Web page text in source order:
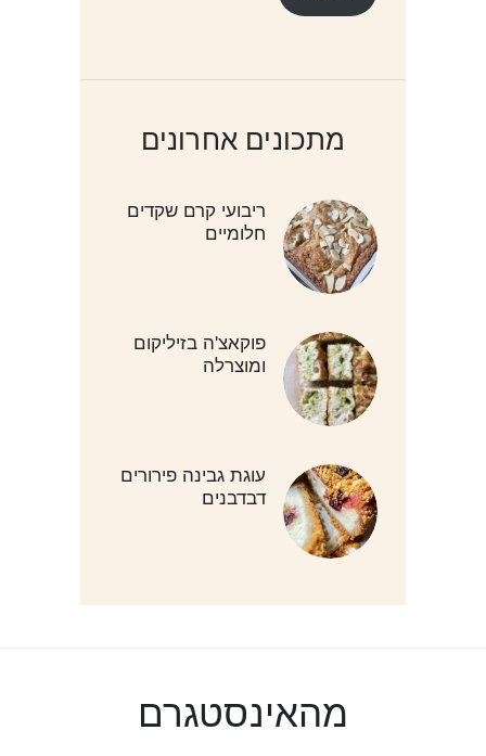
מתכונים אחרונים
ריבועי קרם שקדים
חלומיים
פוקאצ'ה בזיליקום
ומוצרלה
עוגת גבינה פירורים
דבדבנים
מהאינסטגרם